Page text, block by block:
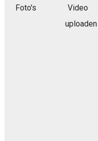
Foto's
Video
uploaden